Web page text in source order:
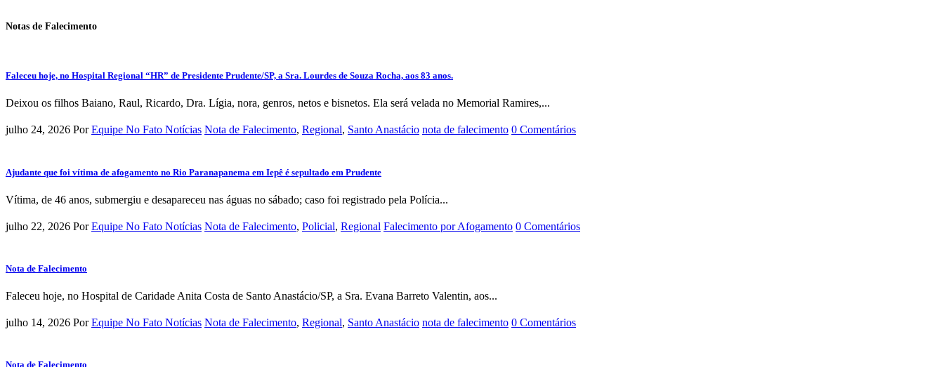
Notas de Falecimento
Faleceu hoje, no Hospital Regional “HR” de Presidente Prudente/SP, a Sra. Lourdes de Souza Rocha, aos 83 anos.
Deixou os filhos Baiano, Raul, Ricardo, Dra. Lígia, nora, genros, netos e bisnetos. Ela será velada no Memorial Ramires,...
julho 24, 2026 Por Equipe No Fato Notícias Nota de Falecimento, Regional, Santo Anastácio nota de falecimento 0 Comentários
Ajudante que foi vítima de afogamento no Rio Paranapanema em Iepê é sepultado em Prudente
Vítima, de 46 anos, submergiu e desapareceu nas águas no sábado; caso foi registrado pela Polícia...
julho 22, 2026 Por Equipe No Fato Notícias Nota de Falecimento, Policial, Regional Falecimento por Afogamento 0 Comentários
Nota de Falecimento
Faleceu hoje, no Hospital de Caridade Anita Costa de Santo Anastácio/SP, a Sra. Evana Barreto Valentin, aos...
julho 14, 2026 Por Equipe No Fato Notícias Nota de Falecimento, Regional, Santo Anastácio nota de falecimento 0 Comentários
Nota de Falecimento